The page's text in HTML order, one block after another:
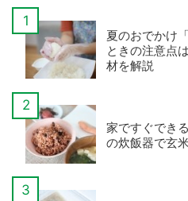
夏のおでかけ
ときの注意点
材を解説
家ですぐでき
の炊飯器で玄